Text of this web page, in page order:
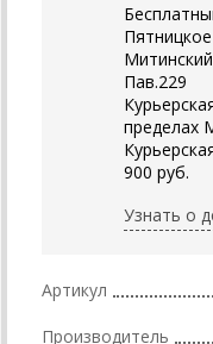
Пав.229
пределах
900 руб.
Узнать о
Артикул
Производитель